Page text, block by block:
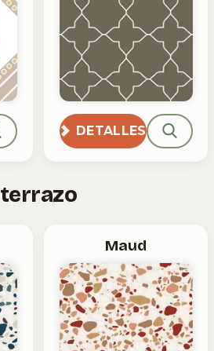
DETALLES
terrazo
Maud